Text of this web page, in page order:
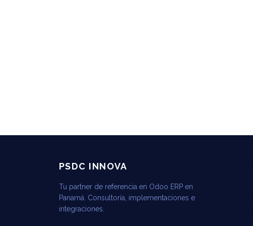
PSDC INNOVA
Tu partner de referencia en Odoo ERP en
Panamá. Consultoría, implementaciones e
integraciones.